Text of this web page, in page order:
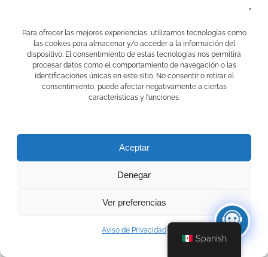
Para ofrecer las mejores experiencias, utilizamos tecnologías como
las cookies para almacenar y/o acceder a la información del
dispositivo. El consentimiento de estas tecnologías nos permitirá
procesar datos como el comportamiento de navegación o las
identificaciones únicas en este sitio. No consentir o retirar el
consentimiento, puede afectar negativamente a ciertas
características y funciones.
Aceptar
Denegar
Ver preferencias
Aviso de Privacidad
Archivos
julio 2026
junio 2026
mayo 2026
abril 2026
enero 2023
Spanish